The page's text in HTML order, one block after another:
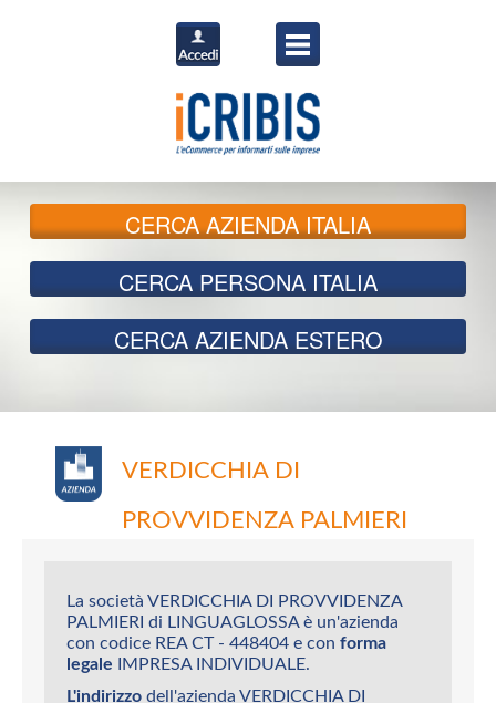
CERCAAZIENDA ITALIA
CERCA PERSONA ITALIA
CERCA AZIENDA ESTERO
VERDICCHIA DI
PROVVIDENZA PALMIERI
La società VERDICCHIA DI PROVVIDENZA
PALMIERI di LINGUAGLOSSA è un'azienda
con codice REA CT - 448404 e con forma
legale IMPRESA INDIVIDUALE.
L'indirizzo dell'azienda VERDICCHIA DI